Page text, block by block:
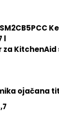
l
za
ojačana